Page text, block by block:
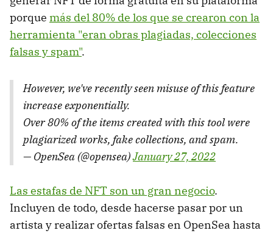
porque más del 80% de los que se crearon con la
herramienta "eran obras plagiadas, colecciones
falsas y spam".
However, we've recently seen misuse of this feature
increase exponentially.
Over 80% of the items created with this tool were
plagiarized works, fake collections, and spam.
— OpenSea (@opensea)January 27, 2022
Las estafas de NFT son un gran negocio.
Incluyen de todo, desde hacerse pasar por un
artista y realizar ofertas falsas en OpenSea hasta